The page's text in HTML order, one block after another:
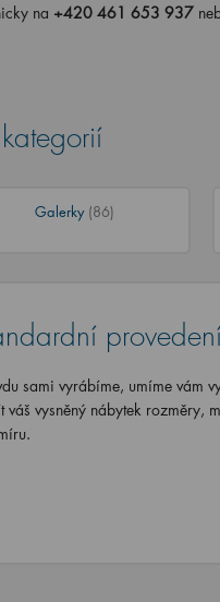
na +420 461 653 937
Galerky (86)
sami vyrábíme, umíme vám
vysněný nábytek rozměry,